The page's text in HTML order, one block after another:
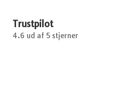
Trustpilot
4.6 ud af 5 stjerner